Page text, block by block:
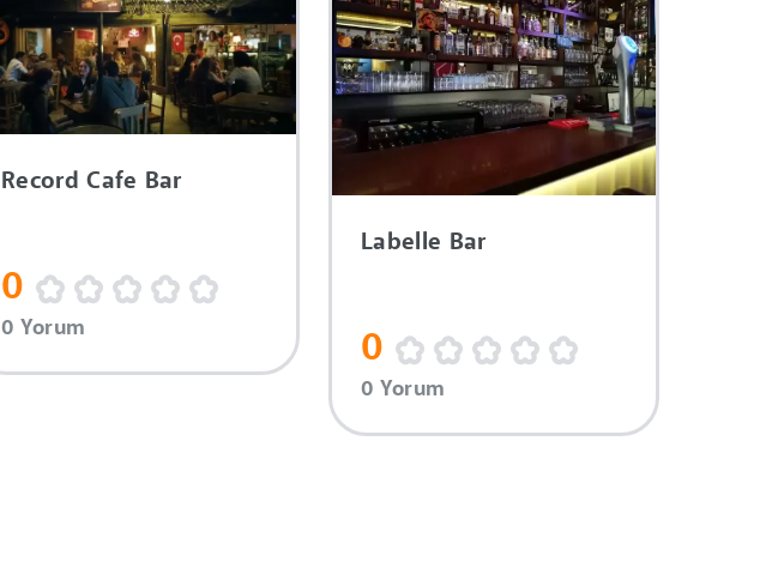
Record Cafe Bar
0
0 Yorum
Labelle Bar
0
0 Yorum